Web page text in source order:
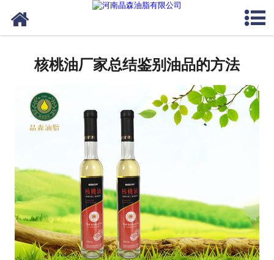
葡萄籽油
新闻资讯
联系晶森
核桃油厂家总结鉴别油品的方法